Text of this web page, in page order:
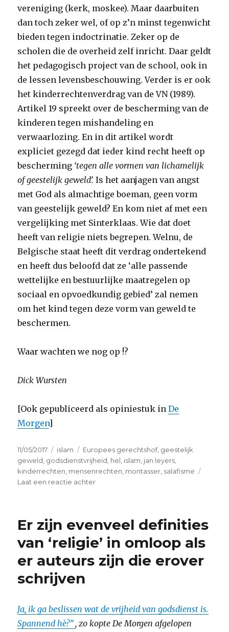
vereniging (kerk, moskee). Maar daarbuiten
dan toch zeker wel, of op z’n minst tegenwicht
bieden tegen indoctrinatie. Zeker op de
scholen die de overheid zelf inricht. Daar geldt
het pedagogisch project van de school, ook in
de lessen levensbeschouwing. Verder is er ook
het kinderrechtenverdrag van de VN (1989).
Artikel 19 spreekt over de bescherming van de
kinderen tegen mishandeling en
verwaarlozing. En in dit artikel wordt
expliciet gezegd dat ieder kind recht heeft op
bescherming ‘tegen alle vormen van lichamelijk
of geestelijk geweld’. Is het aanjagen van angst
met God als almachtige boeman, geen vorm
van geestelijk geweld? En kom niet af met een
vergelijking met Sinterklaas. Wie dat doet
heeft van religie niets begrepen. Welnu, de
Belgische staat heeft dit verdrag ondertekend
en heeft dus beloofd dat ze ‘alle passende
wettelijke en bestuurlijke maatregelen op
sociaal en opvoedkundig gebied’ zal nemen
om het kind tegen deze vorm van geweld te
beschermen.
Waar wachten we nog op !?
Dick Wursten
[Ook gepubliceerd als opiniestuk inDe
Morgen]
Geplaatst
op
11/05/2017 Categorieën
islam Tags
Europees gerechtshof, geestelijk
geweld godsdienstvrijheid hel islam jan leyers
kinderrechten mensenrechten montasser salafisme
Laat een reactie achterop
tegen
geestelijk
geweld
Er zijn evenveel definities
van ‘religie’ in omloop als
er auteurs zijn die erover
schrijven
Ja, ik ga beslissen wat de vrijheid van godsdienst is.
Spannend hè?”, zo kopte De Morgen afgelopen